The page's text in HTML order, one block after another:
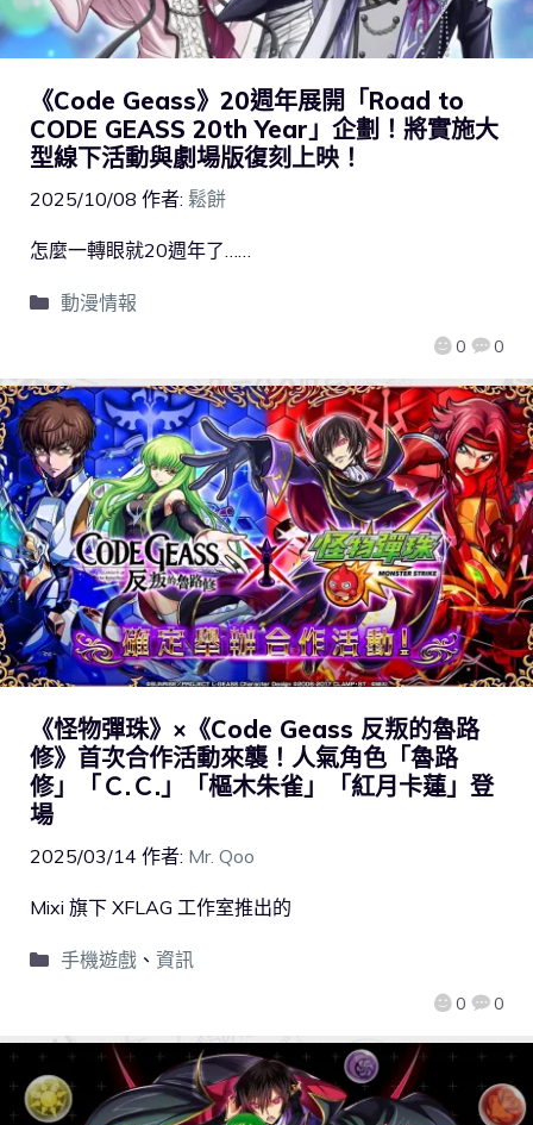
《Code Geass》20週年展開「Road to
CODE GEASS 20th Year」企劃！將實施大
型線下活動與劇場版復刻上映！
2025/10/08 作者: 鬆餅
0 0
怎麼一轉眼就20週年了……
動漫情報
《怪物彈珠》×《Code Geass 反叛的魯路
修》首次合作活動來襲！人氣角色「魯路
修」「Ｃ.Ｃ.」「樞木朱雀」「紅月卡蓮」登
場
2025/03/14 作者: Mr. Qoo
0 0
Mixi 旗下 XFLAG 工作室推出的
手機遊戲、 資訊